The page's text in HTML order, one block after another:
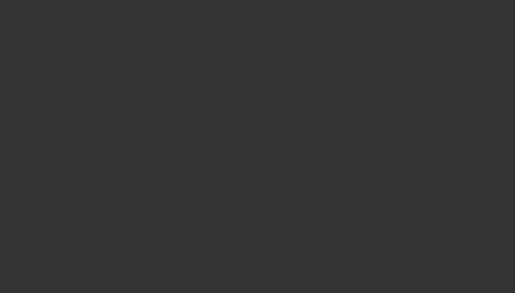
эффективны, необходимо выполнение следующих условий:
причине, то катастрофы не будет. Но когда человек
то тут подразумевается обязательное
беге на месте, прыжков. Заминка – из растяжек мышц,
совершение трех типов шагов: